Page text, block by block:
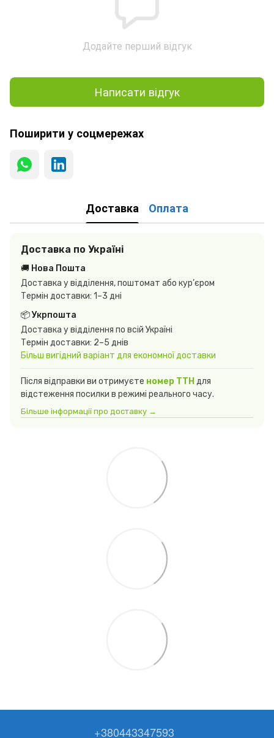
Додайте перший відгук
Написати відгук
Поширити у соцмережах
Доставка Оплата
Доставка по Україні
🚚 Нова Пошта
Доставка у відділення, поштомат або кур’єром
Термін доставки: 1–3 дні
📦 Укрпошта
Доставка у відділення по всій Україні
Термін доставки: 2–5 днів
Більш вигідний варіант для економної доставки
Після відправки ви отримуєте номер ТТН для
відстеження посилки в режимі реального часу.
Більше інформації про доставку →
+380443347593